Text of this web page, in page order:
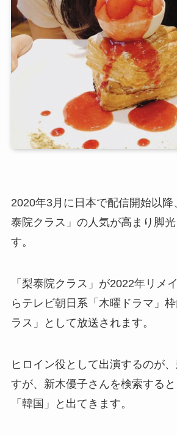
2020年3月に日本で配信開始以
泰院クラス」の人気が高まり脚
す。
「梨泰院クラス」が2022年リメ
らテレビ朝日系「木曜ドラマ」
ラス」として放送されます。
ヒロイン役として出演するのが
すが、新木優子さんを検索すると
「韓国」と出てきます。